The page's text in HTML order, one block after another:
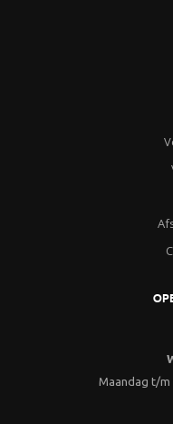
Maandag t/m